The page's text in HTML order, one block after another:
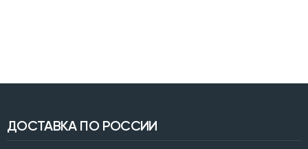
ДОСТАВКА ПО РОССИИ